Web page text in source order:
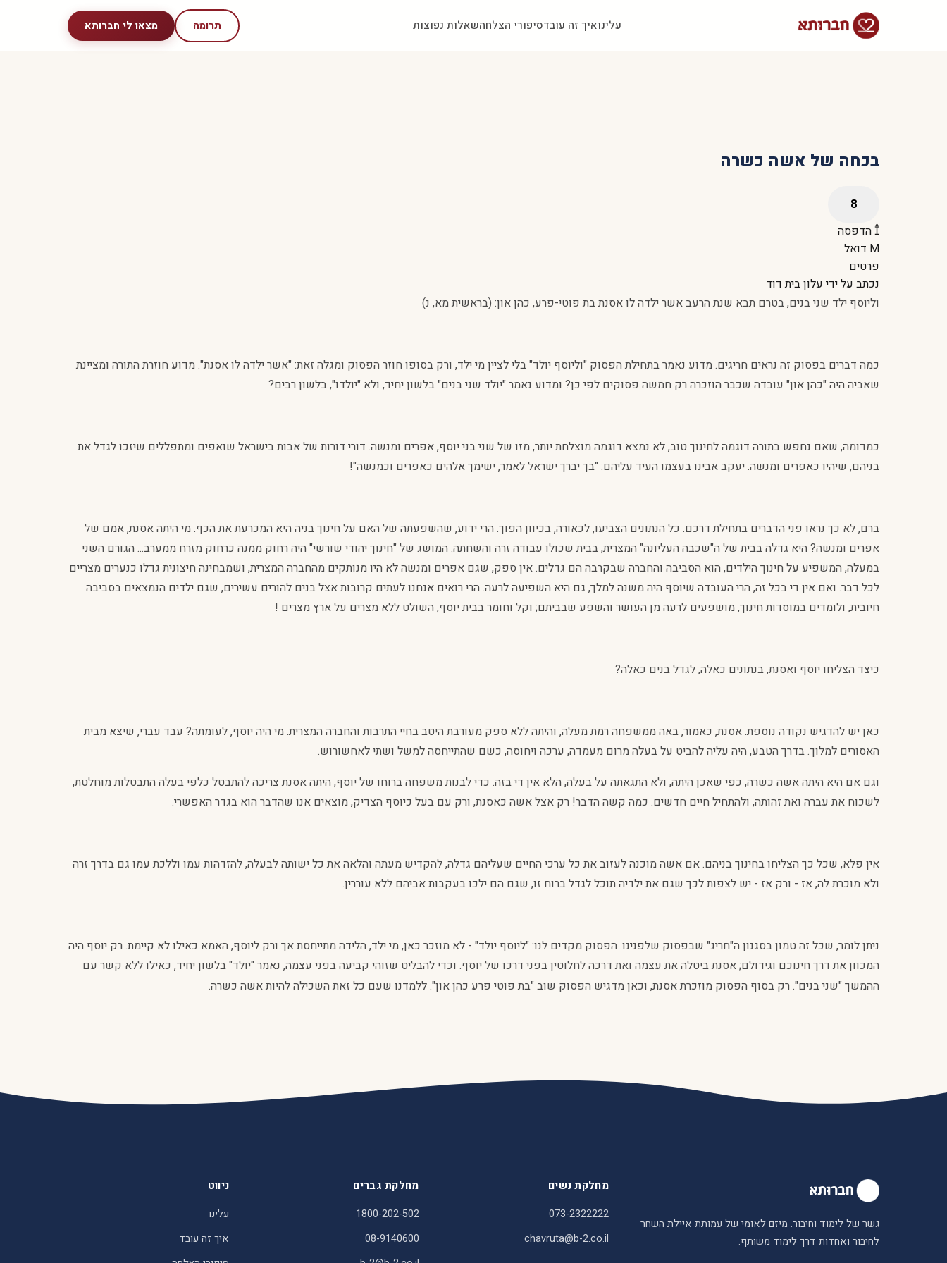
עלינואיך זה עובדסיפורי הצלחהשאלות נפוצות תרומה מצאו לי חברותא
בכחה של אשה כשרה
הדפסה
דואל
פרטים
נכתב על ידי עלון בית דוד
וליוסף ילד שני בנים, בטרם תבא שנת הרעב אשר ילדה לו אסנת בת פוטי-פרע, כהן און: (בראשית מא, נ)
כמה דברים בפסוק זה נראים חריגים. מדוע נאמר בתחילת הפסוק "וליוסף יולד" בלי לציין מי ילד, ורק בסופו חוזר הפסוק ומגלה זאת: "אשר ילדה לו אסנת". מדוע חוזרת התורה ומציינת
שאביה היה "כהן און" עובדה שכבר הוזכרה רק חמשה פסוקים לפי כן? ומדוע נאמר "יולד שני בנים" בלשון יחיד, ולא "יולדו", בלשון רבים?
כמדומה, שאם נחפש בתורה דוגמה לחינוך טוב, לא נמצא דוגמה מוצלחת יותר, מזו של שני בני יוסף, אפרים ומנשה. דורי דורות של אבות בישראל שואפים ומתפללים שיזכו לגדל את
בניהם, שיהיו כאפרים ומנשה. יעקב אבינו בעצמו העיד עליהם: "בך יברך ישראל לאמר, ישימך אלהים כאפרים וכמנשה"!
ברם, לא כך נראו פני הדברים בתחילת דרכם. כל הנתונים הצביעו, לכאורה, בכיוון הפוך. הרי ידוע, שהשפעתה של האם על חינוך בניה היא המכרעת את הכף. מי היתה אסנת, אמם של
אפרים ומנשה? היא גדלה בבית של ה"שכבה העליונה" המצרית, בבית שכולו עבודה זרה והשחתה. המושג של "חינוך יהודי שורשי" היה רחוק ממנה כרחוק מזרח ממערב... הגורם השני
במעלה, המשפיע על חינוך הילדים, הוא הסביבה והחברה שבקרבה הם גדלים. אין ספק, שגם אפרים ומנשה לא היו מנותקים מהחברה המצרית, ושמבחינה חיצונית גדלו כנערים מצריים
לכל דבר. ואם אין די בכל זה, הרי העובדה שיוסף היה משנה למלך, גם היא השפיעה לרעה. הרי רואים אנחנו לעתים קרובות אצל בנים להורים עשירים, שגם ילדים הנמצאים בסביבה
חיובית, ולומדים במוסדות חינוך, מושפעים לרעה מן העושר והשפע שבביתם; וקל וחומר בבית יוסף, השולט ללא מצרים על ארץ מצרים !
כיצד הצליחו יוסף ואסנת, בנתונים כאלה, לגדל בנים כאלה?
כאן יש להדגיש נקודה נוספת. אסנת, כאמור, באה ממשפחה רמת מעלה, והיתה ללא ספק מעורבת היטב בחיי התרבות והחברה המצרית. מי היה יוסף, לעומתה? עבד עברי, שיצא מבית
האסורים למלוך. בדרך הטבע, היה עליה להביט על בעלה מרום מעמדה, ערכה ויחוסה, כשם שהתייחסה למשל ושתי לאחשורוש.
וגם אם היא היתה אשה כשרה, כפי שאכן היתה, ולא התגאתה על בעלה, הלא אין די בזה. כדי לבנות משפחה ברוחו של יוסף, היתה אסנת צריכה להתבטל כלפי בעלה התבטלות מוחלטת,
לשכוח את עברה ואת זהותה, ולהתחיל חיים חדשים. כמה קשה הדבר! רק אצל אשה כאסנת, ורק עם בעל כיוסף הצדיק, מוצאים אנו שהדבר הוא בגדר האפשרי.
אין פלא, שכל כך הצליחו בחינוך בניהם. אם אשה מוכנה לעזוב את כל ערכי החיים שעליהם גדלה, להקדיש מעתה והלאה את כל ישותה לבעלה, להזדהות עמו וללכת עמו גם בדרך זרה
ולא מוכרת לה, אז - ורק אז - יש לצפות לכך שגם את ילדיה תוכל לגדל ברוח זו, שגם הם ילכו בעקבות אביהם ללא עוררין.
ניתן לומר, שכל זה טמון בסגנון ה"חריג" שבפסוק שלפנינו. הפסוק מקדים לנו: "ליוסף יולד" - לא מוזכר כאן, מי ילד, הלידה מתייחסת אך ורק ליוסף, האמא כאילו לא קיימת. רק יוסף היה
המכוון את דרך חינוכם וגידולם; אסנת ביטלה את עצמה ואת דרכה לחלוטין בפני דרכו של יוסף. וכדי להבליט שזוהי קביעה בפני עצמה, נאמר "יולד" בלשון יחיד, כאילו ללא קשר עם
ההמשך "שני בנים". רק בסוף הפסוק מוזכרת אסנת, וכאן מדגיש הפסוק שוב "בת פוטי פרע כהן און". ללמדנו שעם כל זאת השכילהלהיות אשה כשרה.
גשר של לימוד וחיבור. מיזם לאומי של עמותת איילת השחר
לחיבור ואחדות דרך לימוד משותף.
מחלקת נשים
073-2322222
chavruta@b-2.co.il
מחלקת גברים
1800-202-502
08-9140600
ניווט
עלינו
איך זה עובד